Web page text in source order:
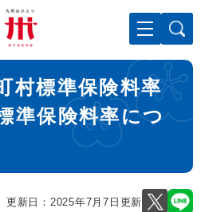
飛ばして本文へ
村標準保険料率
準保険料率につ
更新日：2025年7月7日更新